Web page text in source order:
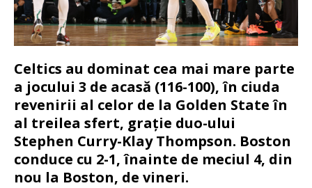
Celtics au dominat cea mai mare parte
a jocului 3 de acasă (116-100), în ciuda
revenirii al celor de la Golden State în
al treilea sfert, grație duo-ului
Stephen Curry-Klay Thompson. Boston
conduce cu 2-1, înainte de meciul 4, din
nou la Boston, de vineri.